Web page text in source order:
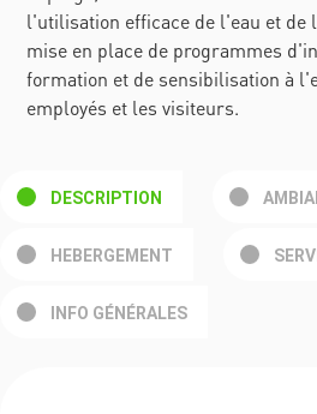
l'utilisation efficace de l'eau et de
mise en place de programmes
formation et de sensibilisation à
employés et les visiteurs.
DESCRIPTION
HEBERGEMENT
INFO GÉNÉRALES